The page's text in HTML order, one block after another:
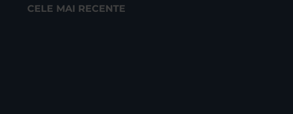
CELE MAI RECENTE